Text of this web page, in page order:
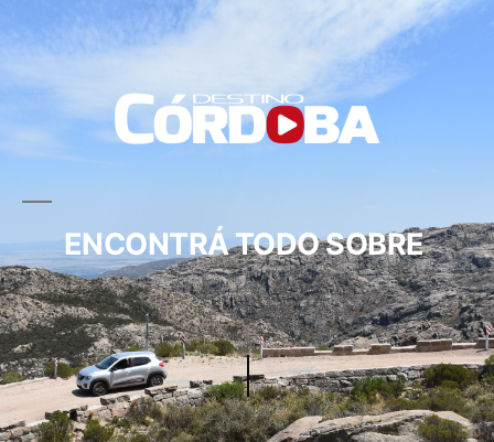
ENCONTRÁ TODO SOBRE
CIRCUITOS